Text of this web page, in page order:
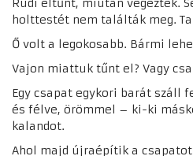
Rudi eltűnt, miután végeztek.
holttestét nem találták meg.
Ő volt a legokosabb. Bármi
Vajon miattuk tűnt el? Vagy
Egy csapat egykori barát száll
és félve, örömmel – ki-ki
kalandot.
Ahol majd újraépítik a